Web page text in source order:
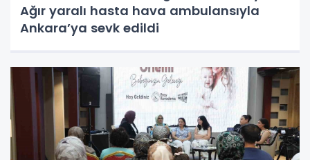
Ağır yaralı hasta hava ambulansıyla
Ankara’ya sevk edildi